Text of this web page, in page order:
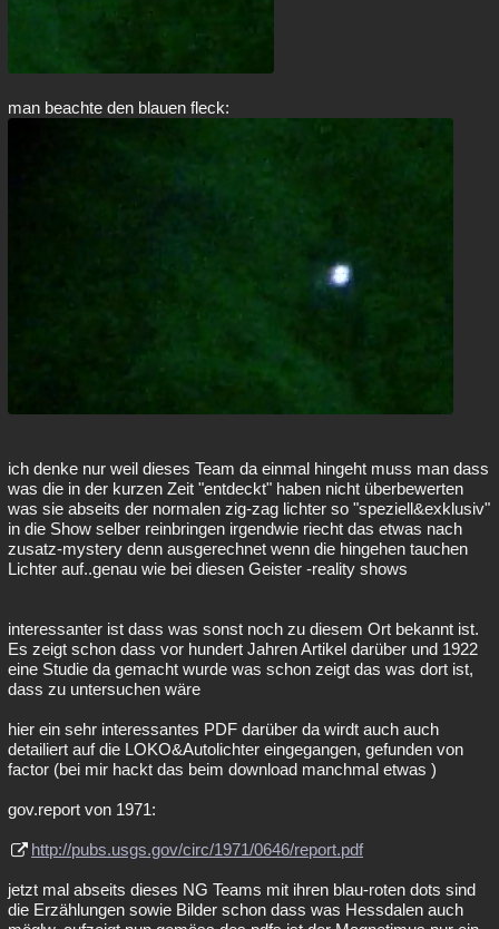
man beachte den blauen fleck:
ich denke nur weil dieses Team da einmal hingeht muss man dass
was die in der kurzen Zeit "entdeckt" haben nicht überbewerten
was sie abseits der normalen zig-zag lichter so "speziell&exklusiv"
in die Show selber reinbringen irgendwie riecht das etwas nach
zusatz-mystery denn ausgerechnet wenn die hingehen tauchen
Lichter auf..genau wie bei diesen Geister -reality shows
interessanter ist dass was sonst noch zu diesem Ort bekannt ist.
Es zeigt schon dass vor hundert Jahren Artikel darüber und 1922
eine Studie da gemacht wurde was schon zeigt das was dort ist,
dass zu untersuchen wäre
hier ein sehr interessantes PDF darüber da wirdt auch auch
detailiert auf die LOKO&Autolichter eingegangen, gefunden von
factor (bei mir hackt das beim download manchmal etwas )
gov.report von 1971:
http://pubs.usgs.gov/circ/1971/0646/report.pdf
jetzt mal abseits dieses NG Teams mit ihren blau-roten dots sind
die Erzählungen sowie Bilder schon dass was Hessdalen auch